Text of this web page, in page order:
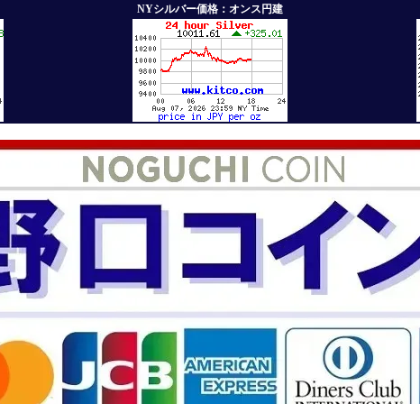
NYシルバー価格：オンス円建